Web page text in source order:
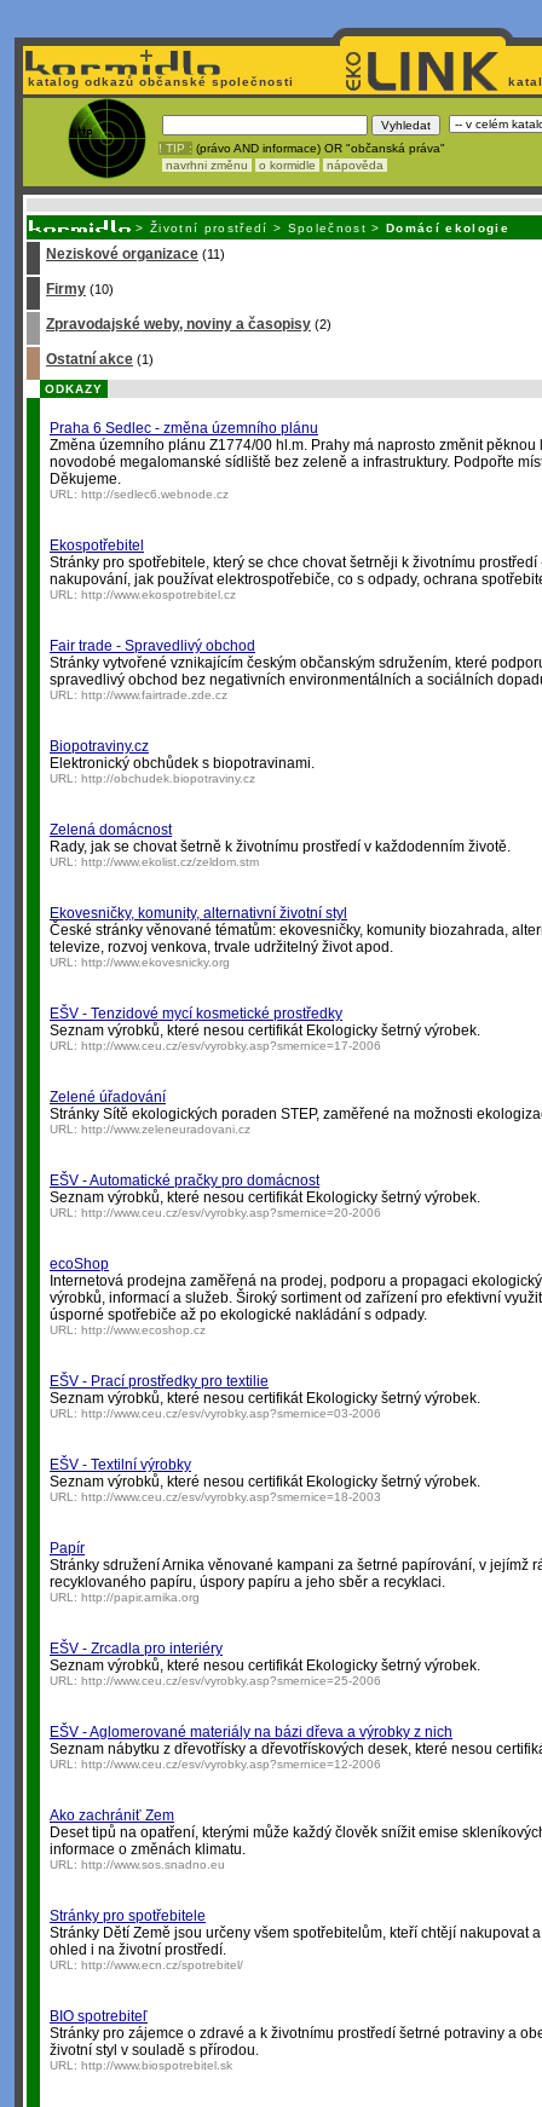
katalog odkazů občanské společnosti
! TIP : (právo AND informace) OR "občanská práva"
navrhni změnu
o kormidle nápověda
> Životní prostředí > Společnost >Domácí ekologie
Neziskové organizace (11)
Firmy (10)
Zpravodajské weby, noviny a časopisy (2)
Ostatní akce (1)
ODKAZY
Praha 6 Sedlec - změna územního plánu
Změna územního plánu Z1774/00 hl.m. Prahy má naprosto změnit
novodobé megalomanské sídliště bez zeleně a infrastruktury. Podpořte
Děkujeme.
URL: http://sedlec6.webnode.cz
Ekospotřebitel
Stránky pro spotřebitele, který se chce chovat šetrněji k životnímu
nakupování, jak používat elektrospotřebiče, co s odpady, ochrana
URL: http://www.ekospotrebitel.cz
Fair trade - Spravedlivý obchod
Stránky vytvořené vznikajícím českým občanským sdružením, které
spravedlivý obchod bez negativních environmentálních a sociálních
URL: http://www.fairtrade.zde.cz
Biopotraviny.cz
Elektronický obchůdek s biopotravinami.
URL: http://obchudek.biopotraviny.cz
Zelená domácnost
Rady, jak se chovat šetrně k životnímu prostředí v každodenním životě.
URL: http://www.ekolist.cz/zeldom.stm
Ekovesničky, komunity, alternativní životní styl
České stránky věnované tématům: ekovesničky, komunity biozahrada,
televize, rozvoj venkova, trvale udržitelný život apod.
URL: http://www.ekovesnicky.org
EŠV - Tenzidové mycí kosmetické prostředky
Seznam výrobků, které nesou certifikát Ekologicky šetrný výrobek.
URL: http://www.ceu.cz/esv/vyrobky.asp?smernice=17-2006
Zelené úřadování
Stránky Sítě ekologických poraden STEP, zaměřené na možnosti
URL: http://www.zeleneuradovani.cz
EŠV - Automatické pračky pro domácnost
Seznam výrobků, které nesou certifikát Ekologicky šetrný výrobek.
URL: http://www.ceu.cz/esv/vyrobky.asp?smernice=20-2006
ecoShop
Internetová prodejna zaměřená na prodej, podporu a propagaci
výrobků, informací a služeb. Široký sortiment od zařízení pro efektivní
úsporné spotřebiče až po ekologické nakládání s odpady.
URL: http://www.ecoshop.cz
EŠV - Prací prostředky pro textilie
Seznam výrobků, které nesou certifikát Ekologicky šetrný výrobek.
URL: http://www.ceu.cz/esv/vyrobky.asp?smernice=03-2006
EŠV - Textilní výrobky
Seznam výrobků, které nesou certifikát Ekologicky šetrný výrobek.
URL: http://www.ceu.cz/esv/vyrobky.asp?smernice=18-2003
Papír
Stránky sdružení Arnika věnované kampani za šetrné papírování, v jejímž
recyklovaného papíru, úspory papíru a jeho sběr a recyklaci.
URL: http://papir.arnika.org
EŠV - Zrcadla pro interiéry
Seznam výrobků, které nesou certifikát Ekologicky šetrný výrobek.
URL: http://www.ceu.cz/esv/vyrobky.asp?smernice=25-2006
EŠV - Aglomerované materiály na bázi dřeva a výrobky z nich
Seznam nábytku z dřevotřísky a dřevotřískových desek, které nesou
URL: http://www.ceu.cz/esv/vyrobky.asp?smernice=12-2006
Ako zachrániť Zem
Deset tipů na opatření, kterými může každý člověk snížit emise
informace o změnách klimatu.
URL: http://www.sos.snadno.eu
Stránky pro spotřebitele
Stránky Dětí Země jsou určeny všem spotřebitelům, kteří chtějí nakupovat
ohled i na životní prostředí.
URL: http://www.ecn.cz/spotrebitel/
BIO spotrebiteľ
Stránky pro zájemce o zdravé a k životnímu prostředí šetrné potraviny a
životní styl v souladě s přírodou.
URL: http://www.biospotrebitel.sk